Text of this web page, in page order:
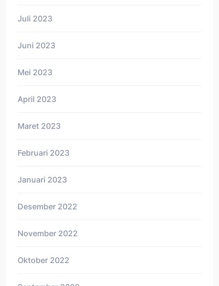
Juli 2023
Juni 2023
Mei 2023
April 2023
Maret 2023
Februari 2023
Januari 2023
Desember 2022
November 2022
Oktober 2022